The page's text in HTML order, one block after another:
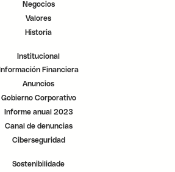
a
.
Negocios
Valores
Historia
Institucional
Información Financiera
Anuncios
Gobierno Corporativo
Informe anual 2023
Canal de denuncias
Ciberseguridad
Sostenibilidade